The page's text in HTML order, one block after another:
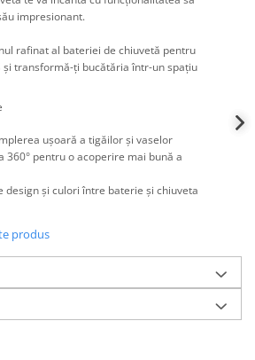
impresionant.
rafinat al bateriei de chiuvetă pentru
și transformă-ți bucătăria într-un spațiu
ușoară a tigăilor și vaselor
360° pentru o acoperire mai bună a
design și culori între baterie și chiuveta
produs